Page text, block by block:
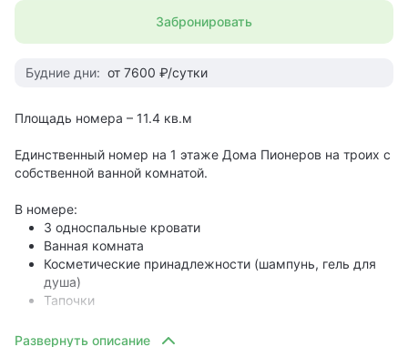
Забронировать
Будние дни: от 7600 ₽/сутки
Площадь номера – 11.4 кв.м
Единственный номер на 1 этаже Дома Пионеров на троих с
собственной ванной комнатой.
В номере:
3 односпальные кровати
Ванная комната
Косметические принадлежности (шампунь, гель для
душа)
Тапочки